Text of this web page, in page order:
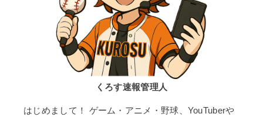
くろす速報管理人
はじめまして！ ゲーム・アニメ・野球、YouTuberや